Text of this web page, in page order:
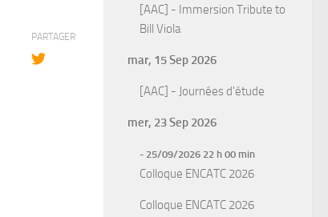
PARTAGER
[AAC] - Immersion Tribute to
Bill Viola
mar, 15 Sep 2026
[AAC] - Journées d'étude
mer, 23 Sep 2026
- 25/09/2026 22 h 00 min
Colloque ENCATC 2026
Colloque ENCATC 2026